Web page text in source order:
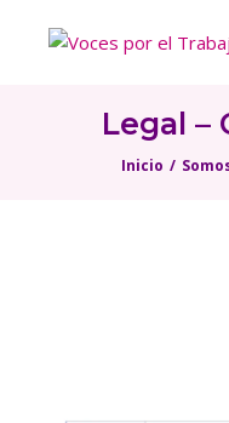
Legal –
Inicio